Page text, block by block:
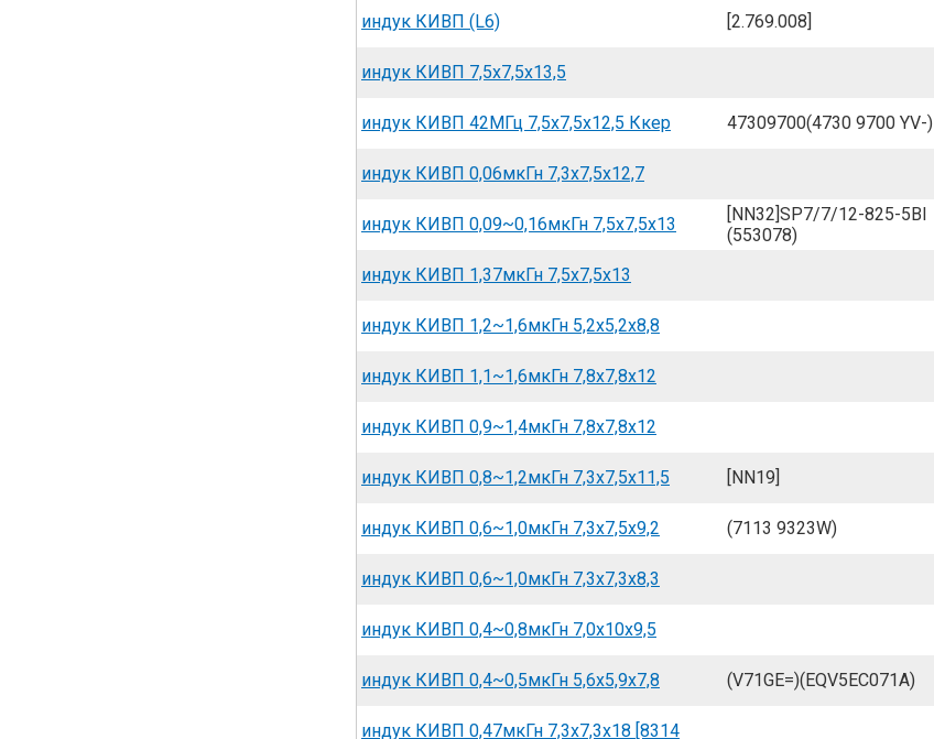
индук КИВП (L6) [2.769.008]
индук КИВП 7,5x7,5x13,5
индук КИВП 42МГц 7,5x7,5x12,5 Ккер 47309700(4730 9700 YV-)
индук КИВП 0,06мкГн 7,3x7,5x12,7
индук КИВП 0,09~0,16мкГн 7,5x7,5x13
[NN32]SP7/7/12-825-5BI
(553078)
индук КИВП 1,37мкГн 7,5x7,5x13
индук КИВП 1,2~1,6мкГн 5,2x5,2x8,8
индук КИВП 1,1~1,6мкГн 7,8x7,8x12
индук КИВП 0,9~1,4мкГн 7,8x7,8x12
индук КИВП 0,8~1,2мкГн 7,3x7,5x11,5 [NN19]
индук КИВП 0,6~1,0мкГн 7,3x7,5x9,2 (7113 9323W)
индук КИВП 0,6~1,0мкГн 7,3x7,3x8,3
индук КИВП 0,4~0,8мкГн 7,0x10x9,5
индук КИВП 0,4~0,5мкГн 5,6x5,9x7,8 (V71GE=)(EQV5EC071A)
индук КИВП 0,47мкГн 7,3x7,3x18 [8314